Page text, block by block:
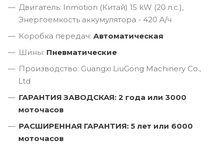
Двигатель: Inmotion (Китай) 15 kW (20 л.с.),
Энергоемкость аккумулятора - 420 А/ч
Коробка передач: Автоматическая
Шины: Пневматические
Производство: Guangxi LiuGong Machinery Co.,
Ltd
ГАРАНТИЯ ЗАВОДСКАЯ: 2 года или 3000
моточасов
РАСШИРЕННАЯ ГАРАНТИЯ: 5 лет или 6000
моточасов